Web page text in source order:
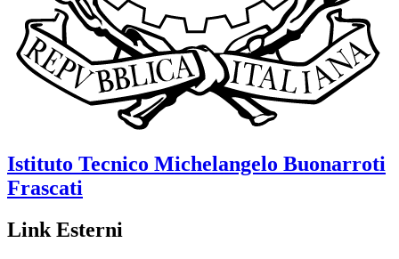
Istituto Tecnico Michelangelo Buonarroti
Frascati
Link Esterni